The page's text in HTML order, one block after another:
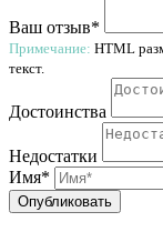
Ваш отзыв*
Примечание: HTML
текст.
Достоинства
Недостатки
Имя*
Опубликовать